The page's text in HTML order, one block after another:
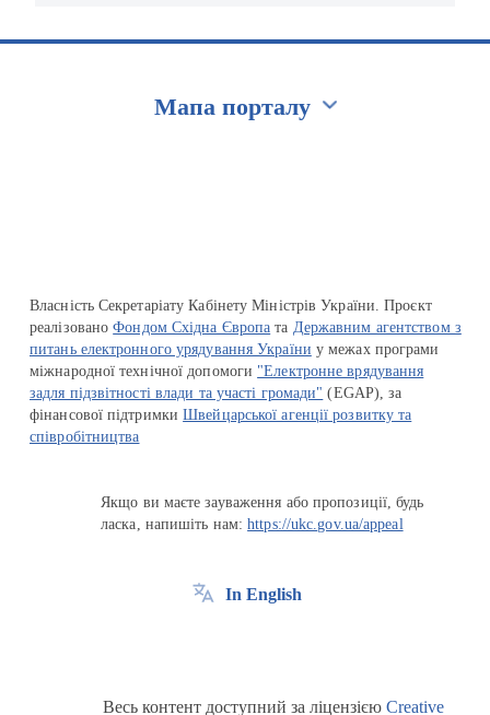
Мапа порталу
Власність Секретаріату Кабінету Міністрів України. Проєкт
реалізованоФондом Східна Європа та Державним агентством з
питань електронного урядування України у межах програми
міжнародної технічної допомоги "Електронне врядування
задля підзвітності влади та участі громади" (EGAP), за
фінансової підтримкиШвейцарської агенції розвитку та
співробітництва
Якщо ви маєте зауваження або пропозиції, будь
ласка, напишіть нам:https://ukc.gov.ua/appeal
In English
Весь контент доступний за ліцензією Creative